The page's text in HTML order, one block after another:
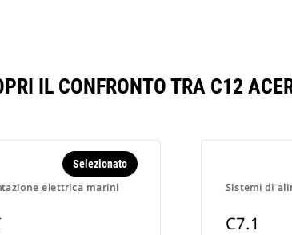
IL CONFRONTO TRA C12
elettrica marini
Selezionato
Sistemi di
C7.1